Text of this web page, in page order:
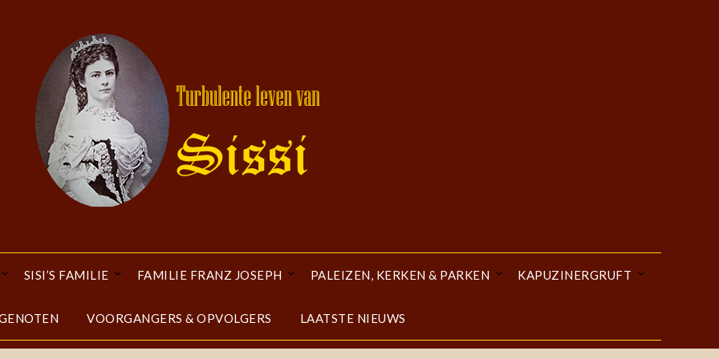
SISI’S FAMILIE FAMILIE FRANZ JOSEPH PALEIZEN, KERKEN & PARKEN KAPUZINERGRUFT
VOORGANGERS & OPVOLGERS LAATSTE NIEUWS